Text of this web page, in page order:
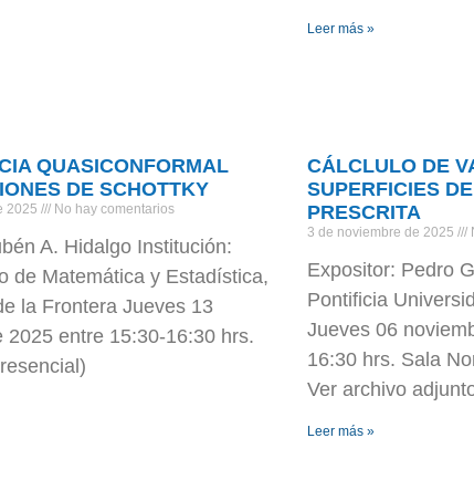
Leer más »
QUASICONFORMAL
DE SCHOTTKY
2025 No hay comentarios
A. Hidalgo Institución:
de Matemática y Estadística,
la Frontera Jueves 13
2025 entre 15:30-16:30 hrs.
CÁLCLULO DE
SUPERFICIES
PRESCRITA
3 de noviembre de 2025
Expositor: Pedro
Pontificia
Jueves 06
16:30 hrs. Sala
Ver archivo
Leer más »